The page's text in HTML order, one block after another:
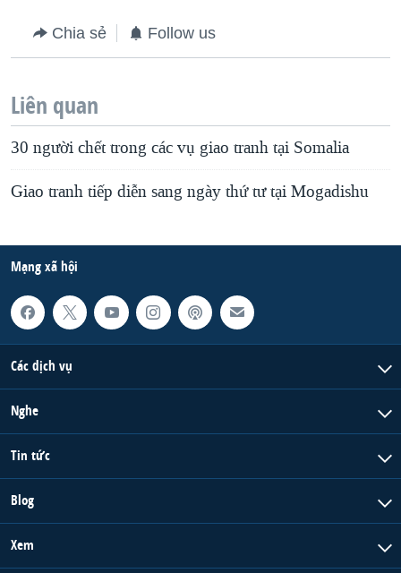
Chia sẻ Follow us
Liên quan
30 người chết trong các vụ giao tranh tại Somalia
Giao tranh tiếp diễn sang ngày thứ tư tại Mogadishu
Mạng xã hội
Các dịch vụ
Nghe
Tin tức
Blog
Xem